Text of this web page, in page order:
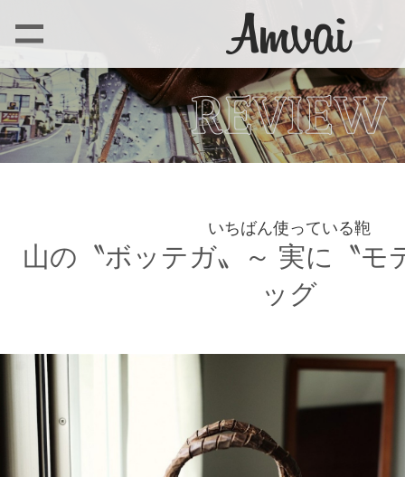
いちばん使っている鞄
山の〝ボッテガ〟～ 実に〝モ
ッグ